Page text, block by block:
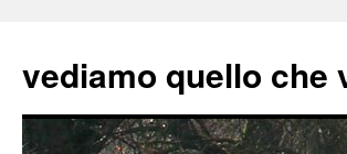
vediamo quello che